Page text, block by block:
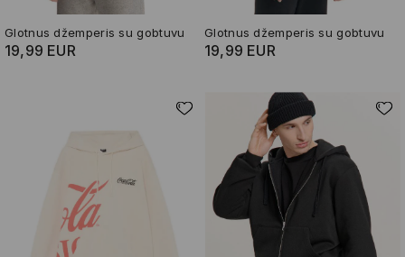
Glotnus džemperis su gobtuvu
19,99 EUR
Glotnus džemperis su gobtuvu
19,99 EUR